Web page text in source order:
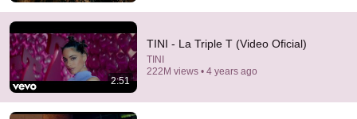
TINI, Maria Becerra - Miénteme (Video Oficial)
TINI • 898M views
2:51
TINI - La Triple T (Video Oficial)
TINI
222M views • 4 years ago